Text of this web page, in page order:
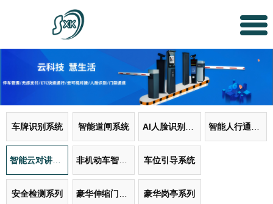
车牌识别系统 智能道闸系统 AI人脸识别系统 智能人行通道系统
智能云对讲门禁系统 非机动车智能管理系统 车位引导系统
安全检测系列 豪华伸缩门系列 豪华岗亭系列